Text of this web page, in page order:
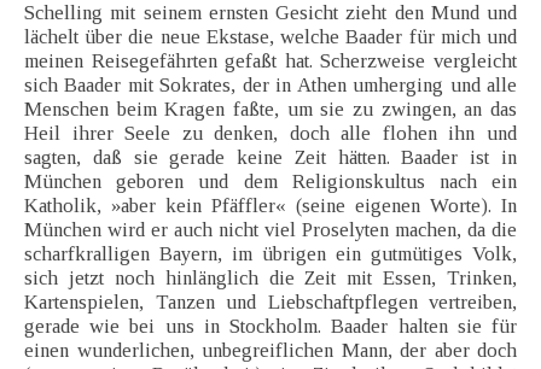
Schelling mit seinem ernsten Gesicht zieht den Mund und
lächelt über die neue Ekstase, welche Baader für mich und
meinen Reisegefährten gefaßt hat. Scherzweise vergleicht
sich Baader mit Sokrates, der in Athen umherging und alle
Menschen beim Kragen faßte, um sie zu zwingen, an das
Heil ihrer Seele zu denken, doch alle flohen ihn und
sagten, daß sie gerade keine Zeit hätten. Baader ist in
München geboren und dem Religionskultus nach ein
Katholik, »aber kein Pfäffler« (seine eigenen Worte). In
München wird er auch nicht viel Proselyten machen, da die
scharfkralligen Bayern, im übrigen ein gutmütiges Volk,
sich jetzt noch hinlänglich die Zeit mit Essen, Trinken,
Kartenspielen, Tanzen und Liebschaftpflegen vertreiben,
gerade wie bei uns in Stockholm. Baader halten sie für
einen wunderlichen, unbegreiflichen Mann, der aber doch